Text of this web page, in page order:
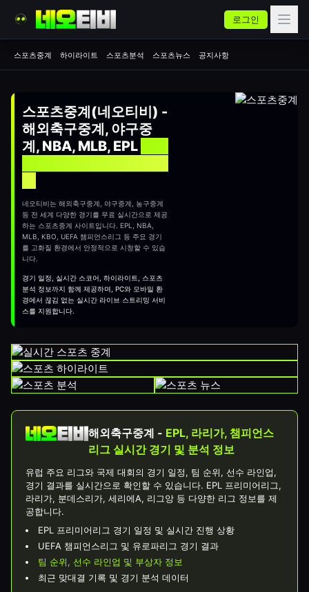
로그인
스포츠중계 하이라이트 스포츠분석 스포츠뉴스 공지사항
스포츠중계(네오티비) -
해외축구중계, 야구중
계, NBA, MLB, EPL
네오티비는 해외축구중계, 야구중계, 농구중계
등 전 세계 다양한 경기를 무료 실시간으로 제공
하는 스포츠중계 사이트입니다. EPL, NBA,
MLB, KBO, UEFA 챔피언스리그 등 주요 경기
를 고화질 환경에서 안정적으로 시청할 수 있습
니다.
경기 일정, 실시간 스코어, 하이라이트, 스포츠
분석 정보까지 함께 제공하며, PC와 모바일 환
경에서 끊김 없는 실시간 라이브 스트리밍 서비
스를 지원합니다.
해외축구중계 - EPL, 라리가, 챔피언스
리그 실시간 경기 및 분석 정보
유럽 주요 리그와 국제 대회의 경기 일정, 팀 순위, 선수 라인업,
경기 결과를 실시간으로 확인할 수 있습니다. EPL 프리미어리그,
라리가, 분데스리가, 세리에A, 리그앙 등 다양한 리그 정보를 제
공합니다.
EPL 프리미어리그 경기 일정 및 실시간 진행 상황
UEFA 챔피언스리그 및 유로파리그 경기 결과
팀 순위, 선수 라인업 및 부상자 정보
최근 맞대결 기록 및 경기 분석 데이터